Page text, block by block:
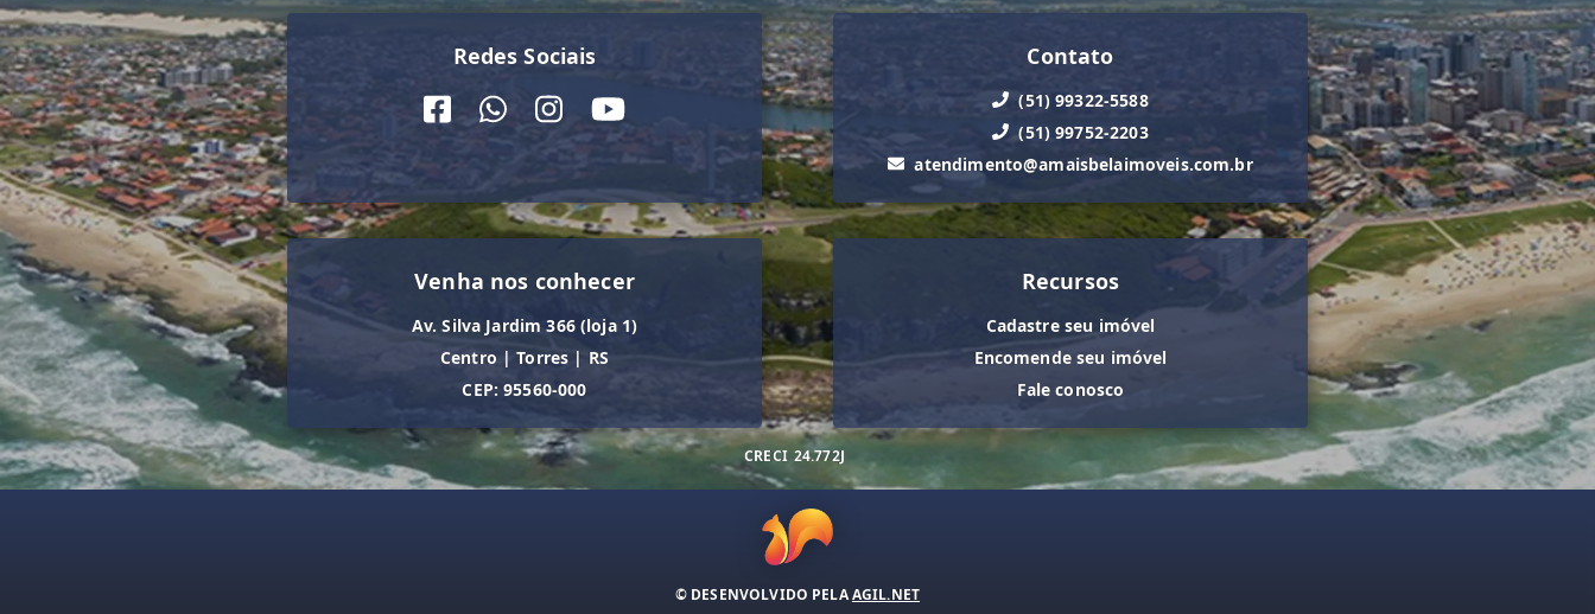
Redes Sociais Contato
(51) 99322-5588
(51) 99752-2203
atendimento@amaisbelaimoveis.com.br
Venha nos conhecer
Av. Silva Jardim 366 (loja 1)
Centro | Torres | RS
CEP: 95560-000
Recursos
Cadastre seu imóvel
Encomende seu imóvel
Fale conosco
CRECI 24.772J
© DESENVOLVIDO PELAAGIL.NET